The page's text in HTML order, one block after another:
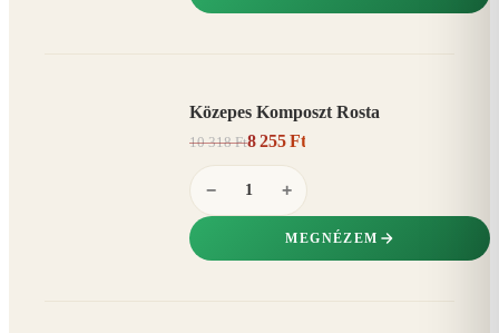
Közepes Komposzt Rosta
10 318 Ft8 255 Ft
− +
MEGNÉZEM